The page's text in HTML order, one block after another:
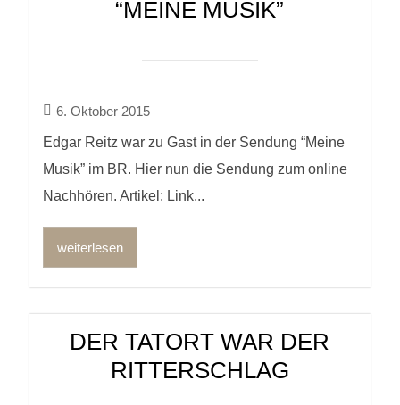
“MEINE MUSIK”
6. Oktober 2015
Edgar Reitz war zu Gast in der Sendung “Meine
Musik” im BR. Hier nun die Sendung zum online
Nachhören. Artikel: Link...
weiterlesen
DER TATORT WAR DER
RITTERSCHLAG